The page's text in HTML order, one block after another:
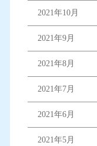
2021年10月
2021年9月
2021年8月
2021年7月
2021年6月
2021年5月